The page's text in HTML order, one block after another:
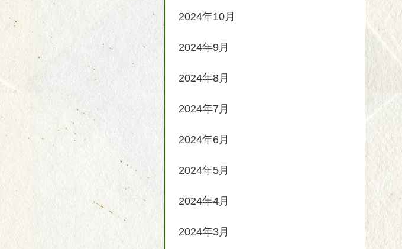
2024年10月
2024年9月
2024年8月
2024年7月
2024年6月
2024年5月
2024年4月
2024年3月